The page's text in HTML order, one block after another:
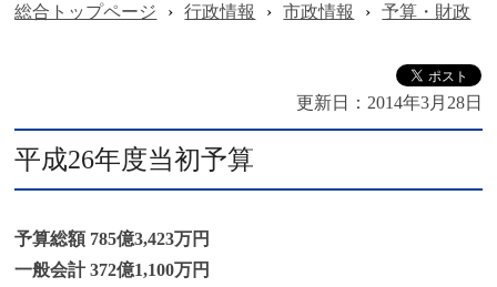
総合トップページ › 行政情報 › 市政情報 › 予算・財政
更新日： 2014年3月28日
平成26年度当初予算
予算総額 785億3,423万円
一般会計 372億1,100万円